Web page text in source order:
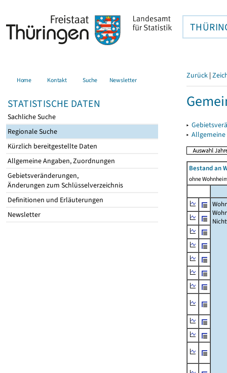
Home Kontakt Suche Newsletter
STATISTISCHE DATEN
Sachliche Suche
Regionale Suche
Kürzlich bereitgestellte Daten
Allgemeine Angaben, Zuordnungen
Gebietsveränderungen,
Änderungen zum Schlüsselverzeichnis
Definitionen und Erläuterungen
Newsletter
Zurück |
▸
▸
Bestand an
ohne